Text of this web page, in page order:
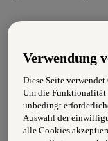
Montieren
Lackieren
Verwendung
Diese Seite
Um die Funktionalität
unbedingt
Auswahl der
alle Cookies